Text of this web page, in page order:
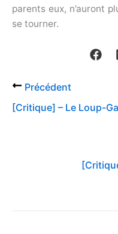
parents eux, n’auront
se tourner.
Précédent
[Critique] – Le Loup-